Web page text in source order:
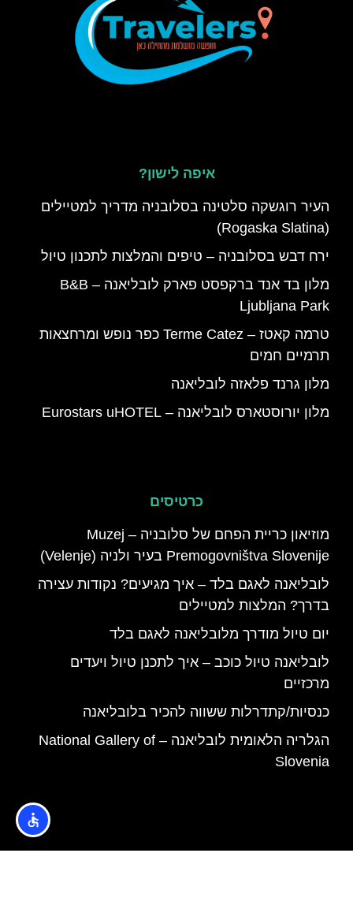
איפה לישון?
העיר רוגשקה סלטינה בסלובניה מדריך למטיילים
(Rogaska Slatina)
ירח דבש בסלובניה – טיפים והמלצות לתכנון טיול
מלון בד אנד ברקפסט פארק לובליאנה – B&B
Ljubljana Park
טרמה קאטז – Terme Catez כפר נופש ומרחצאות
תרמיים חמים
מלון גרנד פלאזה לובליאנה
מלון יורוסטארס לובליאנה – Eurostars uHOTEL
כרטיסים
מוזיאון כריית הפחם של סלובניה – Muzej
Premogovništva Slovenije בעיר ולניה (Velenje)
לובליאנה לאגם בלד – איך מגיעים? נקודות עצירה
בדרך? המלצות למטיילים
יום טיול מודרך מלובליאנה לאגם בלד
לובליאנה טיול כוכב – איך לתכנן טיול ויעדים
מרכזיים
כנסיות/קתדרלות ששווה להכיר בלובליאנה
הגלריה הלאומית לובליאנה – National Gallery of
Slovenia